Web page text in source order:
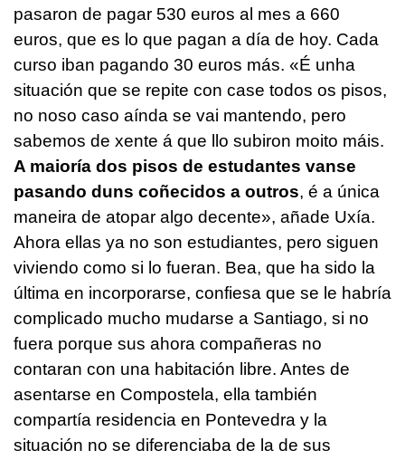
pasaron de pagar 530 euros al mes a 660
euros, que es lo que pagan a día de hoy. Cada
curso iban pagando 30 euros más. «É unha
situación que se repite con case todos os pisos,
no noso caso aínda se vai mantendo, pero
sabemos de xente á que llo subiron moito máis.
A maioría dos pisos de estudantes vanse
pasando duns coñecidos a outros, é a única
maneira de atopar algo decente», añade Uxía.
Ahora ellas ya no son estudiantes, pero siguen
viviendo como si lo fueran. Bea, que ha sido la
última en incorporarse, confiesa que se le habría
complicado mucho mudarse a Santiago, si no
fuera porque sus ahora compañeras no
contaran con una habitación libre. Antes de
asentarse en Compostela, ella también
compartía residencia en Pontevedra y la
situación no se diferenciaba de la de sus